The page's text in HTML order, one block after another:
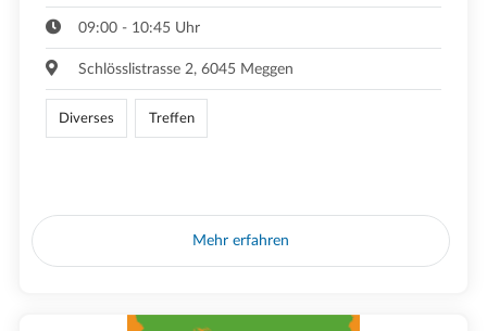
09:00 - 10:45 Uhr
Schlösslistrasse 2, 6045 Meggen
Diverses Treffen
Mehr erfahren